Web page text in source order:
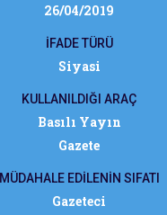
26/04/2019
İFADE TÜRÜ
Siyasi
KULLANILDIĞI ARAÇ
Basılı Yayın
Gazete
MÜDAHALE EDİLENİN SIFATI
Gazeteci